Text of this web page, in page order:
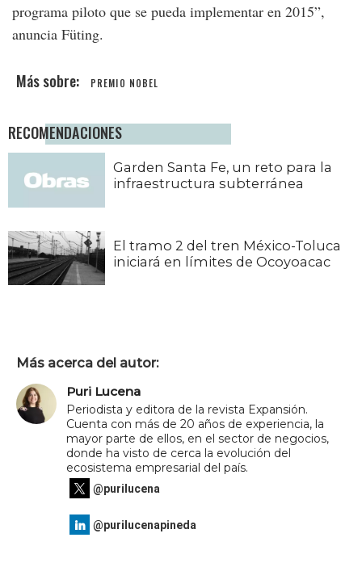
programa piloto que se pueda implementar en 2015”,
anuncia Füting.
PREMIO NOBEL
RECOMENDACIONES
Garden Santa Fe, un reto para la
infraestructura subterránea
El tramo 2 del tren México-Toluca
iniciará en límites de Ocoyoacac
Más acerca del autor:
Puri Lucena
Periodista y editora de la revista Expansión.
Cuenta con más de 20 años de experiencia, la
mayor parte de ellos, en el sector de negocios,
donde ha visto de cerca la evolución del
ecosistema empresarial del país.
@purilucena
@purilucenapineda